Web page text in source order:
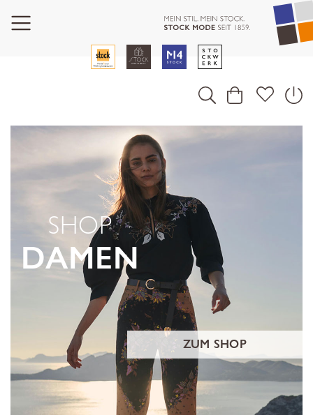
SHOP
DAMEN
ZUM SHOP